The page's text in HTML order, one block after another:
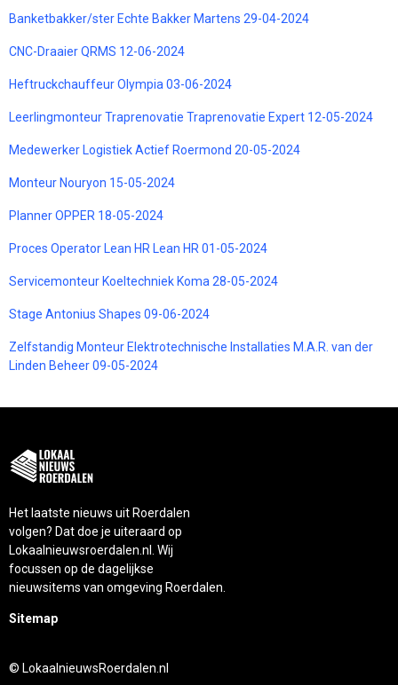
Banketbakker/ster Echte Bakker Martens 29-04-2024
CNC-Draaier QRMS 12-06-2024
Heftruckchauffeur Olympia 03-06-2024
Leerlingmonteur Traprenovatie Traprenovatie Expert 12-05-2024
Medewerker Logistiek Actief Roermond 20-05-2024
Monteur Nouryon 15-05-2024
Planner OPPER 18-05-2024
Proces Operator Lean HR Lean HR 01-05-2024
Servicemonteur Koeltechniek Koma 28-05-2024
Stage Antonius Shapes 09-06-2024
Zelfstandig Monteur Elektrotechnische Installaties M.A.R. van der
Linden Beheer 09-05-2024
Het laatste nieuws uit Roerdalen
volgen? Dat doe je uiteraard op
Lokaalnieuwsroerdalen.nl. Wij
focussen op de dagelijkse
nieuwsitems van omgeving Roerdalen.
Sitemap
© LokaalnieuwsRoerdalen.nl